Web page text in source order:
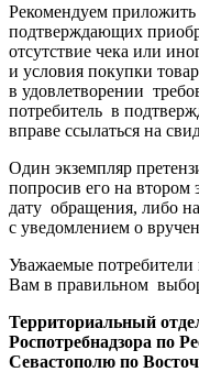
Рекомендуем
подтверждающих
отсутствие чека или
и условия покупки
в удовлетворении
потребитель в
вправе ссылаться на
Один экземпляр
попросив его на втором
дату обращения, либо
с уведомлением о
Уважаемые
Вам в правильном
Территориальный
Роспотребнадзора по
Севастополю по